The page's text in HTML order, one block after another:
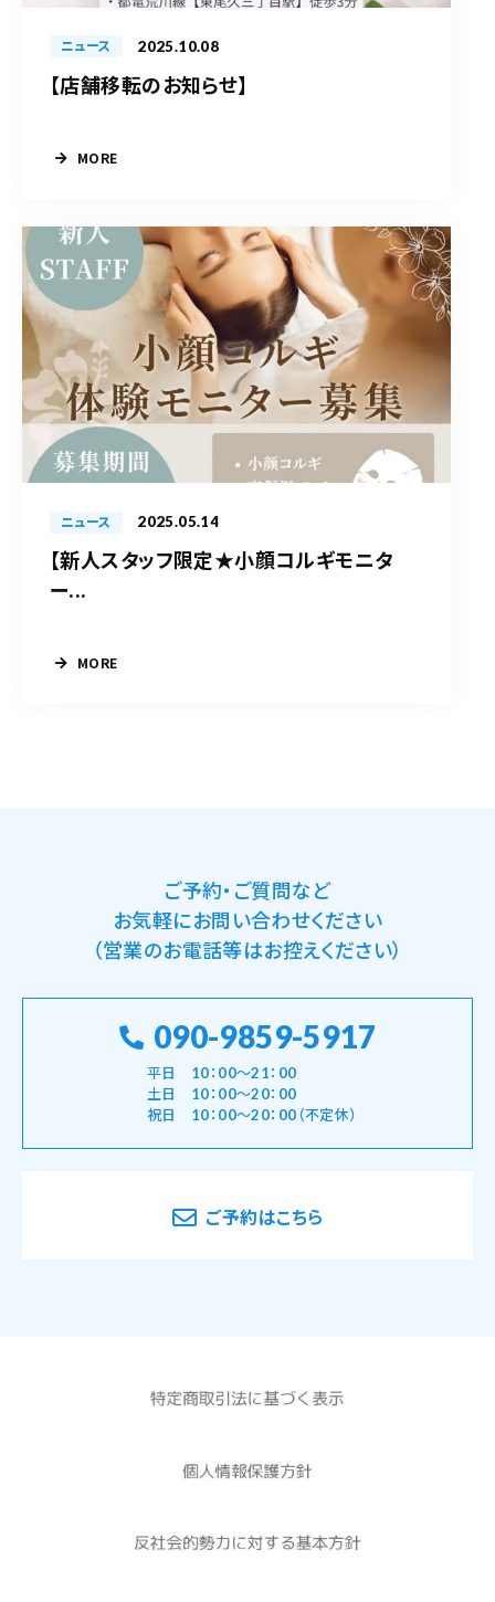
ニュース 2025.10.08
【店舗移転のお知らせ】
MORE
ニュース 2025.05.14
【新人スタッフ限定★小顔コルギモニタ
ー...
MORE
ご予約・ご質問など
お気軽にお問い合わせください
（営業のお電話等はお控えください）
090-9859-5917
平日 10：00～21：00
土日 10：00～20：00
祝日 10：00～20：00（不定休）
ご予約はこちら